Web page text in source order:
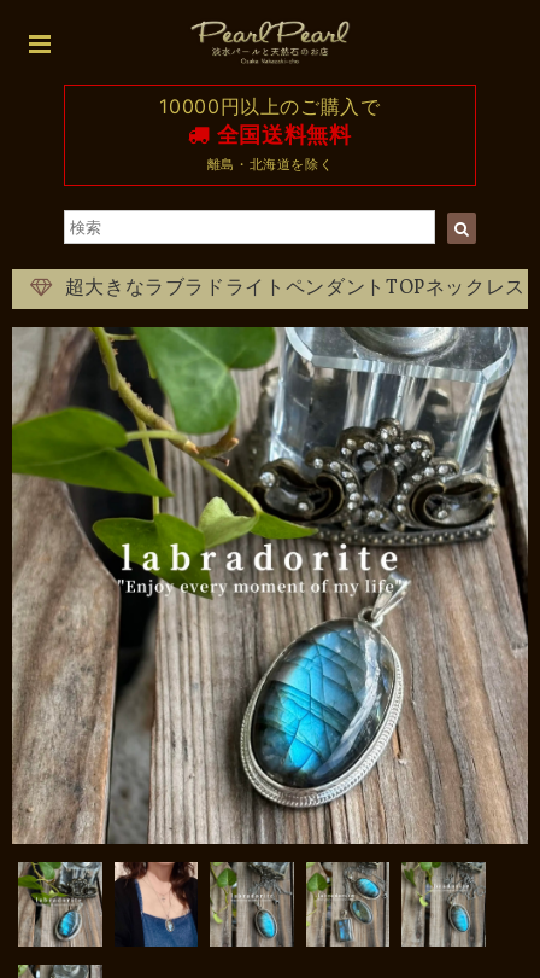
10000円以上のご購入で
全国送料無料
離島・北海道を除く
超大きなラブラドライトペンダントTOPネックレス